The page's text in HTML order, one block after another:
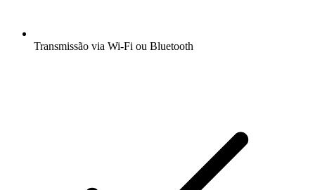
Transmissão via Wi-Fi ou Bluetooth